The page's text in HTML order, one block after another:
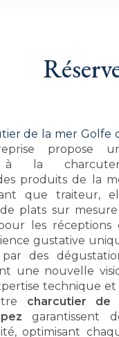
de la mer Golfe
propose
à la
produits de la
que traiteur,
plats sur
les réceptions
gustative
des
une nouvelle
technique et
charcutier de
garantissent
optimisant